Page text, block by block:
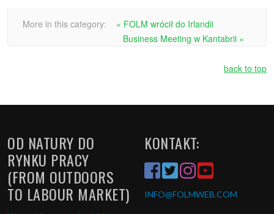
More in this category:
« FOLM wrócił do Irlandii
Business Meeting w Kantabrii »
back to top
OD NATURY DO
RYNKU PRACY
(FROM OUTDOORS
TO LABOUR MARKET)
KONTAKT:
INFO@FOLMWEB.COM